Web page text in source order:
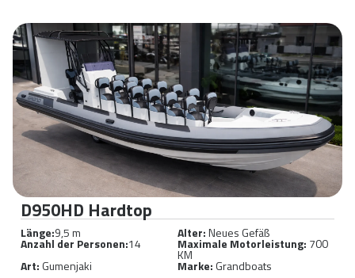
D950HD Hardtop
Länge:9,5 m Alter:Neues Gefäß
Anzahl der Personen:14 Maximale Motorleistung: 700
KM
Art: Gumenjaki Marke: Grandboats